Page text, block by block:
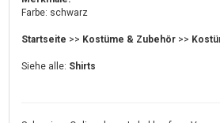
Farbe: schwarz
Startseite >> Kostüme & Zubehör>>
Siehe alle: Shirts